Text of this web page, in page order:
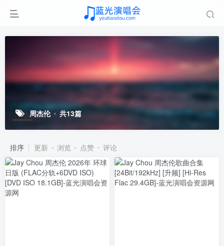
周杰伦 共13篇
排序 更新 浏览 点赞 评论